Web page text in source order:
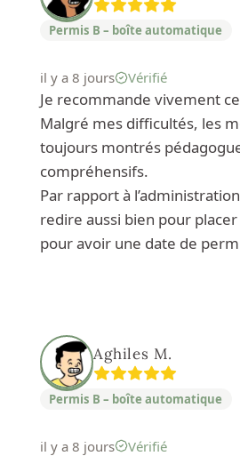
Permis B – boîte automatique
il y a 8 jours Vérifié
Je recommande vivement
Malgré mes difficultés, les
toujours montrés
compréhensifs.
Par rapport à
redire aussi bien pour
pour avoir une date de
Aghiles M.
Permis B – boîte automatique
il y a 8 jours Vérifié